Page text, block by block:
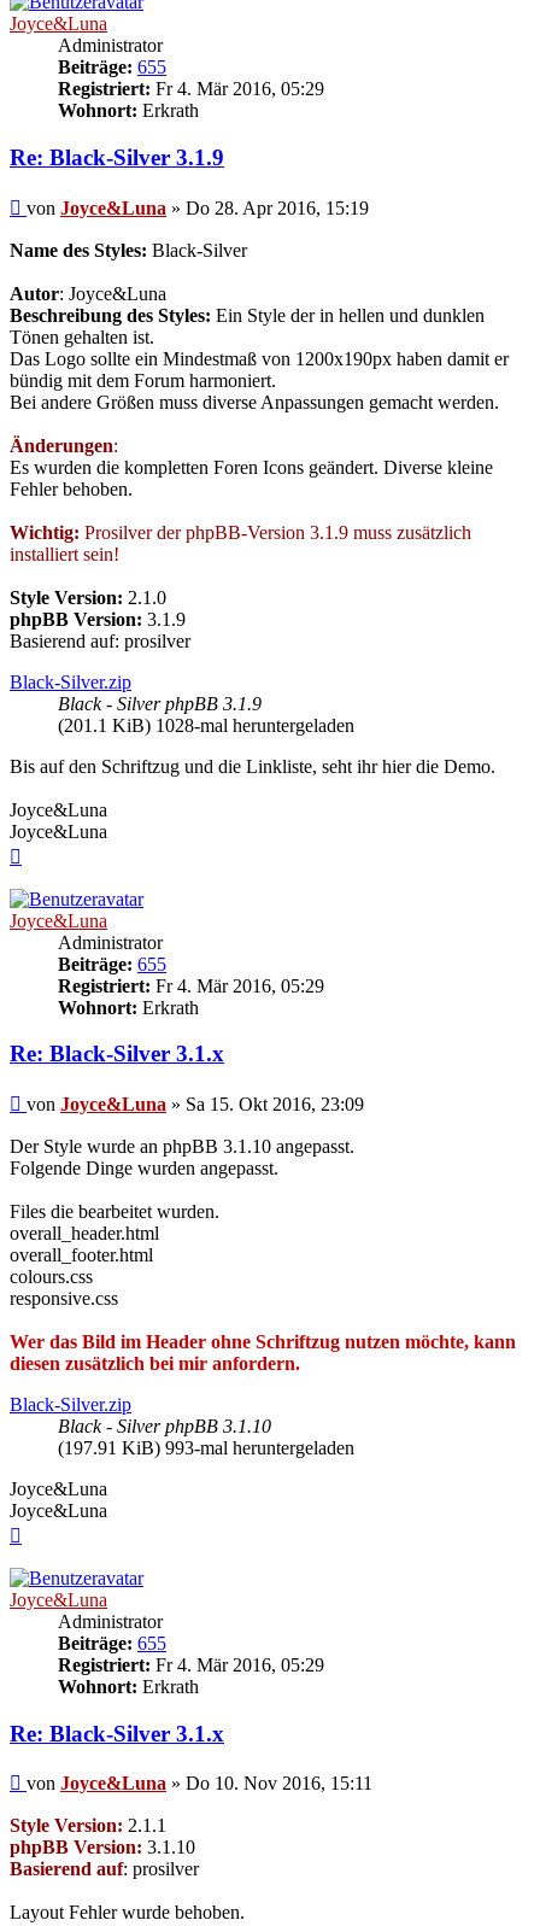
Joyce&Luna
Administrator
Beiträge: 655
Registriert: Fr 4. Mär 2016, 05:29
Wohnort: Erkrath
Re: Black-Silver 3.1.9
Beitrag
von Joyce&Luna » Do 28. Apr 2016, 15:19
Name des Styles: Black-Silver
Autor: Joyce&Luna
Beschreibung des Styles: Ein Style der in hellen und dunklen
Tönen gehalten ist.
Das Logo sollte ein Mindestmaß von 1200x190px haben damit er
bündig mit dem Forum harmoniert.
Bei andere Größen muss diverse Anpassungen gemacht werden.
Änderungen:
Es wurden die kompletten Foren Icons geändert. Diverse kleine
Fehler behoben.
Wichtig: Prosilver der phpBB-Version 3.1.9 muss zusätzlich
installiert sein!
Style Version: 2.1.0
phpBB Version: 3.1.9
Basierend auf: prosilver
Black-Silver.zip
Black - Silver phpBB 3.1.9
(201.1 KiB) 1028-mal heruntergeladen
Bis auf den Schriftzug und die Linkliste, seht ihr hier die Demo.
Joyce&Luna
Joyce&Luna
Joyce&Luna
Administrator
Beiträge: 655
Registriert: Fr 4. Mär 2016, 05:29
Wohnort: Erkrath
Re: Black-Silver 3.1.x
Beitrag
von Joyce&Luna » Sa 15. Okt 2016, 23:09
Der Style wurde an phpBB 3.1.10 angepasst.
Folgende Dinge wurden angepasst.
Files die bearbeitet wurden.
overall_header.html
overall_footer.html
colours.css
responsive.css
Wer das Bild im Header ohne Schriftzug nutzen möchte, kann
diesen zusätzlich bei mir anfordern.
Black-Silver.zip
Black - Silver phpBB 3.1.10
(197.91 KiB) 993-mal heruntergeladen
Joyce&Luna
Joyce&Luna
Joyce&Luna
Administrator
Beiträge: 655
Registriert: Fr 4. Mär 2016, 05:29
Wohnort: Erkrath
Re: Black-Silver 3.1.x
Beitrag
von Joyce&Luna » Do 10. Nov 2016, 15:11
Style Version: 2.1.1
phpBB Version: 3.1.10
Basierend auf: prosilver
Layout Fehler wurde behoben.